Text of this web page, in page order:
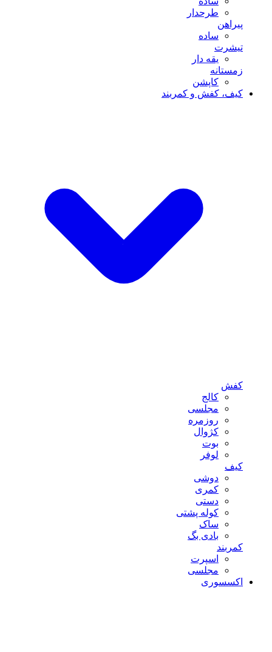
طرحدار
پیراهن
ساده
تیشرت
یقه دار
زمستانه
کاپشن
کیف، کفش و کمربند
کفش
کالج
مجلسی
روزمره
کژوال
بوت
لوفر
کیف
دوشی
کمری
دستی
کوله پشتی
ساک
بادی بگ
کمربند
اسپرت
مجلسی
اکسسوری